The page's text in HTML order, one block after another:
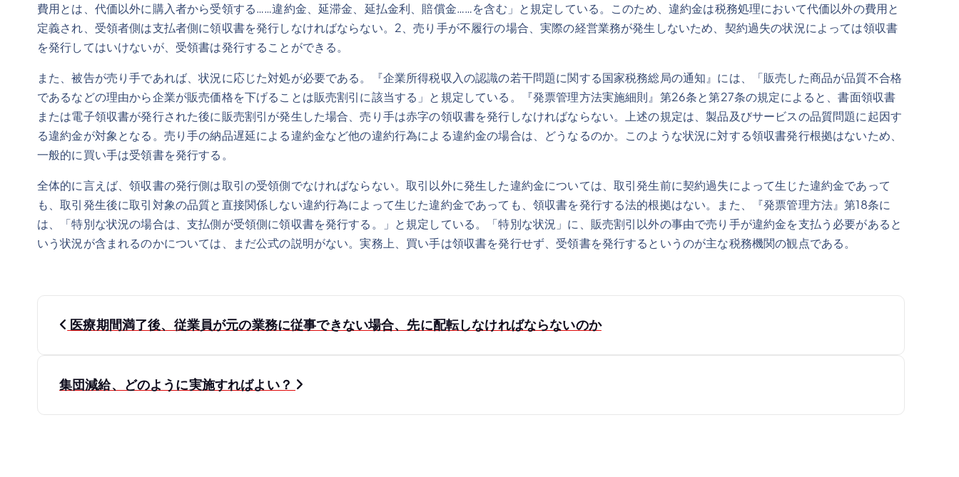
費用とは、代価以外に購入者から受領する……違約金、延滞金、延払金利、賠償金……を含む」と規定している。このため、違約金は税務処理において代価以外の費用と
定義され、受領者側は支払者側に領収書を発行しなければならない。2、売り手が不履行の場合、実際の経営業務が発生しないため、契約過失の状況によっては領収書
を発行してはいけないが、受領書は発行することができる。
また、被告が売り手であれば、状況に応じた対処が必要である。『企業所得税収入の認識の若干問題に関する国家税務総局の通知』には、「販売した商品が品質不合格
であるなどの理由から企業が販売価格を下げることは販売割引に該当する」と規定している。『発票管理方法実施細則』第26条と第27条の規定によると、書面領収書
または電子領収書が発行された後に販売割引が発生した場合、売り手は赤字の領収書を発行しなければならない。上述の規定は、製品及びサービスの品質問題に起因す
る違約金が対象となる。売り手の納品遅延による違約金など他の違約行為による違約金の場合は、どうなるのか。このような状況に対する領収書発行根拠はないため、
一般的に買い手は受領書を発行する。
全体的に言えば、領収書の発行側は取引の受領側でなければならない。取引以外に発生した違約金については、取引発生前に契約過失によって生じた違約金であって
も、取引発生後に取引対象の品質と直接関係しない違約行為によって生じた違約金であっても、領収書を発行する法的根拠はない。また、『発票管理方法』第18条に
は、「特別な状況の場合は、支払側が受領側に領収書を発行する。」と規定している。「特別な状況」に、販売割引以外の事由で売り手が違約金を支払う必要があると
いう状況が含まれるのかについては、まだ公式の説明がない。実務上、買い手は領収書を発行せず、受領書を発行するというのが主な税務機関の観点である。
投
ナ
医療期間満了後、従業員が元の業務に従事できない場合、先に配転しなければならないのか
集団減給、どのように実施すればよい？